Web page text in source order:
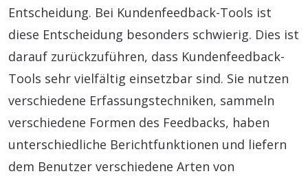
Entscheidung. Bei Kundenfeedback-Tools ist
diese Entscheidung besonders schwierig. Dies ist
darauf zurückzuführen, dass Kundenfeedback-
Tools sehr vielfältig einsetzbar sind. Sie nutzen
verschiedene Erfassungstechniken, sammeln
verschiedene Formen des Feedbacks, haben
unterschiedliche Berichtfunktionen und liefern
dem Benutzer verschiedene Arten von